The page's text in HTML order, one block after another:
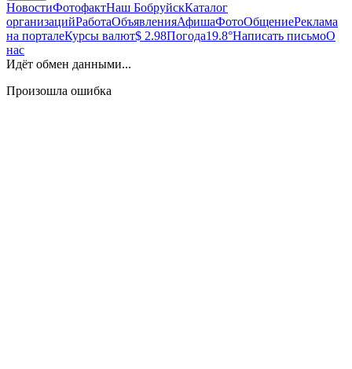
НовостиФотофактНаш БобруйскКаталог
организацийРаботаОбъявленияАфишаФотоОбщениеРеклама
на порталеКурсы валют$ 2.98Погода19.8°Написать письмоО
нас
Идёт обмен данными...
Произошла ошибка